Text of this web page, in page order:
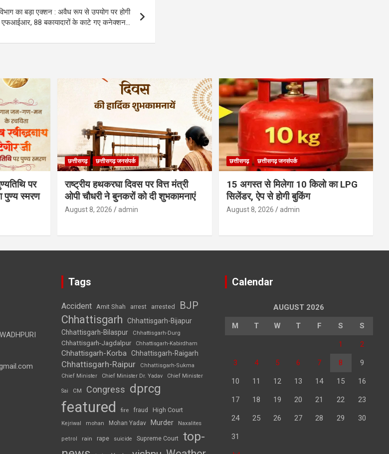
विभाग का बड़ा एक्शन : अवैध रूप से उपयोग पर होगी
एफआईआर, 88 बकायादारों के काटे गए कनेक्शन…
पर
पुण्य स्मरण
छत्तीसगढ़ छत्तीसगढ़ जनसंपर्क
राष्ट्रीय हथकरघा दिवस पर वित्त मंत्री
ओपी चौधरी ने बुनकरों को दी शुभकामनाएं
August 8, 2026 admin
छत्तीसगढ़ छत्तीसगढ़ जनसंपर्क
15 अगस्त से मिलेगा 10 किलो का LPG
सिलेंडर, ऐप से होगी बुकिंग
August 8, 2026 admin
Tags
Accident Amit Shah arrest arrested BJP
Chhattisgarh
Chhattisgarh-Bijapur
Chhattisgarh-Bilaspur
Chhattisgarh-Durg
Chhattisgarh-Jagdalpur Chhattisgarh-Kabirdham
Chhattisgarh-Korba Chhattisgarh-Raigarh
Chhattisgarh-Raipur
Chhattisgarh-Sukma
Chief Minister
Chief Minister Dr. Yadav Chief Minister
Sai CM Congress dprcg
featured fire fraud High Court
Kejriwal mohan Mohan Yadav Murder Naxalites
petrol rain rape suicide Supreme Court top-
Calendar
AUGUST 2026
M T W T F S S
1 2
3 4 5 6 7 8 9
10 11 12 13 14 15 16
17 18 19 20 21 22 23
24 25 26 27 28 29 30
31